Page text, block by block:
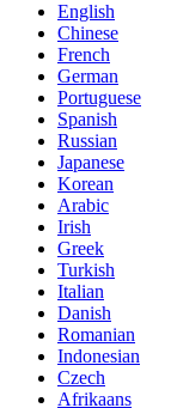
English
Chinese
French
German
Portuguese
Spanish
Russian
Japanese
Korean
Arabic
Irish
Greek
Turkish
Italian
Danish
Romanian
Indonesian
Czech
Afrikaans